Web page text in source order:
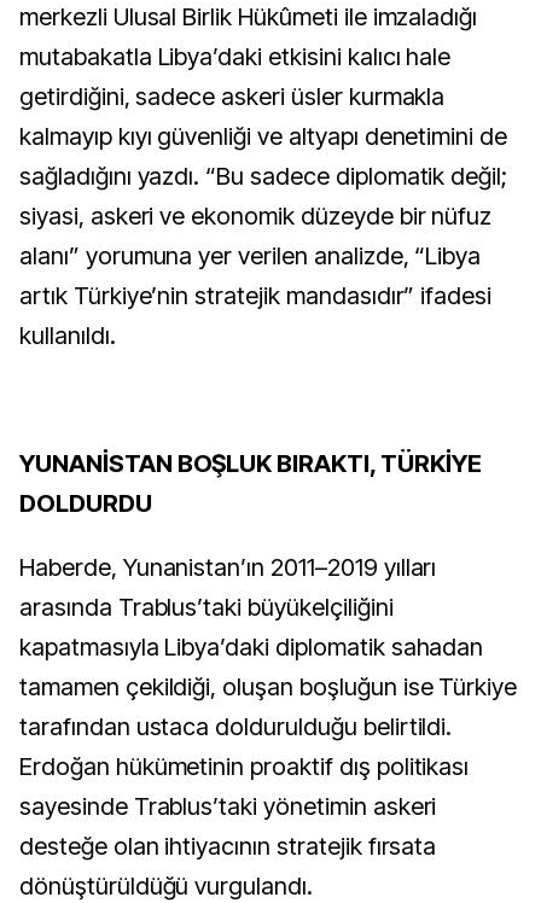
merkezli Ulusal Birlik Hükûmeti ile imzaladığı
mutabakatla Libya’daki etkisini kalıcı hale
getirdiğini, sadece askeri üsler kurmakla
kalmayıp kıyı güvenliği ve altyapı denetimini de
sağladığını yazdı. “Bu sadece diplomatik değil;
siyasi, askeri ve ekonomik düzeyde bir nüfuz
alanı” yorumuna yer verilen analizde, “Libya
artık Türkiye’nin stratejik mandasıdır” ifadesi
kullanıldı.
YUNANİSTAN BOŞLUK BIRAKTI, TÜRKİYE
DOLDURDU
Haberde, Yunanistan’ın 2011–2019 yılları
arasında Trablus’taki büyükelçiliğini
kapatmasıyla Libya’daki diplomatik sahadan
tamamen çekildiği, oluşan boşluğun ise Türkiye
tarafından ustaca doldurulduğu belirtildi.
Erdoğan hükümetinin proaktif dış politikası
sayesinde Trablus’taki yönetimin askeri
desteğe olan ihtiyacının stratejik fırsata
dönüştürüldüğü vurgulandı.